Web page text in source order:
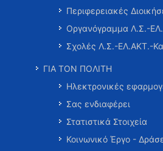
Περιφερειακές
Οργανόγραμμα Λ.Σ.-
Σχολές Λ.Σ.-ΕΛ.ΑΚΤ.-
ΓΙΑ ΤΟΝ ΠΟΛΙΤΗ
Ηλεκτρονικές
Σας ενδιαφέρει
Στατιστικά Στοιχεία
Κοινωνικό Έργο -